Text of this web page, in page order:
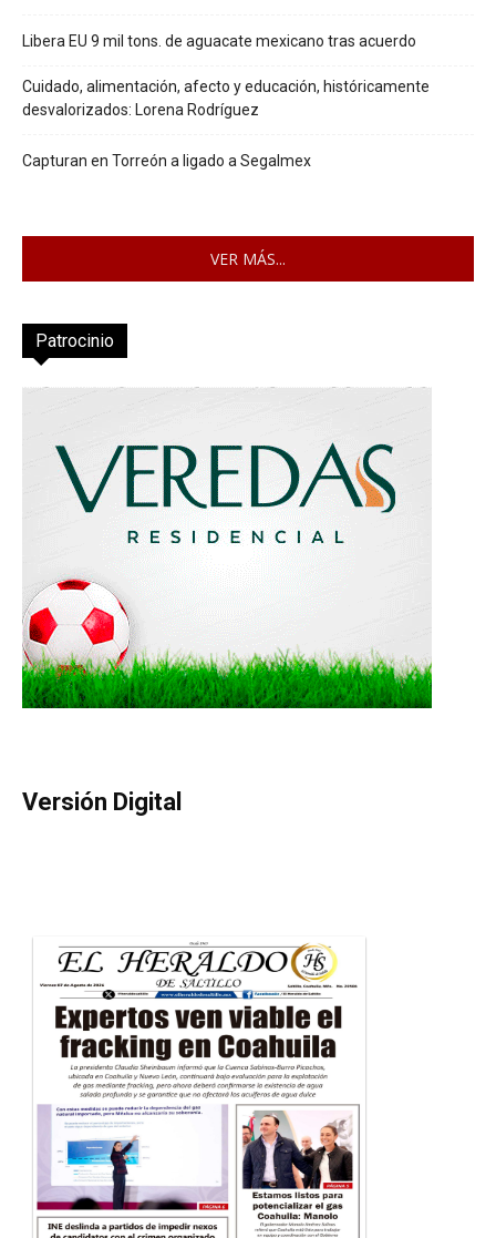
Libera EU 9 mil tons. de aguacate mexicano tras acuerdo
Cuidado, alimentación, afecto y educación, históricamente
desvalorizados: Lorena Rodríguez
Capturan en Torreón a ligado a Segalmex
VER MÁS...
Patrocinio
Versión Digital